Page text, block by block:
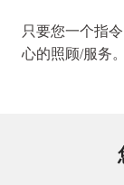
只要您一个指
心的照顾/服务